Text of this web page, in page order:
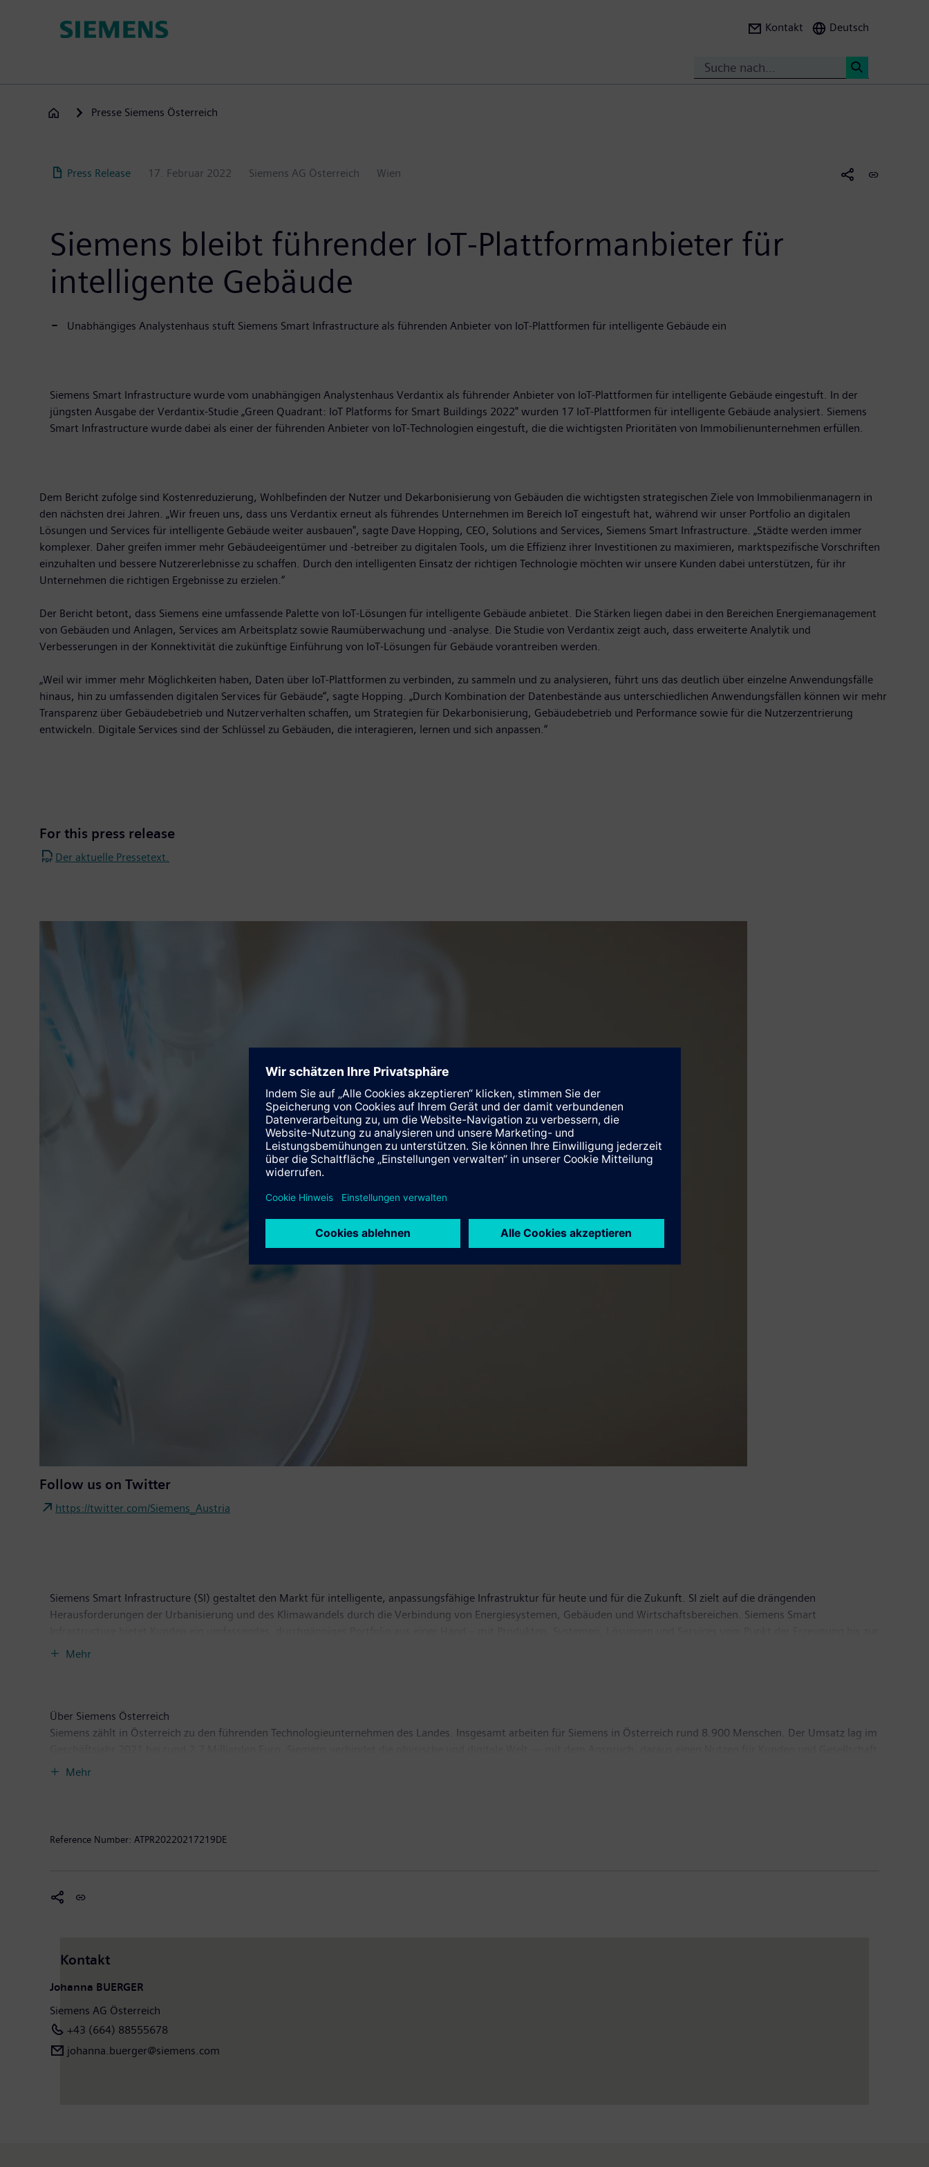
Kontakt Deutsch
Presse Siemens Österreich
Press Release 17. Februar 2022 Siemens AG Österreich Wien
Siemens bleibt führender IoT-Plattformanbieter für
intelligente Gebäude
Unabhängiges Analystenhaus stuft Siemens Smart Infrastructure als führenden Anbieter von IoT-Plattformen für intelligente Gebäude ein
Siemens Smart Infrastructure wurde vom unabhängigen Analystenhaus Verdantix als führender Anbieter von IoT-Plattformen für intelligente Gebäude eingestuft. In der
jüngsten Ausgabe der Verdantix-Studie „Green Quadrant: IoT Platforms for Smart Buildings 2022" wurden 17 IoT-Plattformen für intelligente Gebäude analysiert. Siemens
Smart Infrastructure wurde dabei als einer der führenden Anbieter von IoT-Technologien eingestuft, die die wichtigsten Prioritäten von Immobilienunternehmen erfüllen.
Dem Bericht zufolge sind Kostenreduzierung, Wohlbefinden der Nutzer und Dekarbonisierung von Gebäuden die wichtigsten strategischen Ziele von Immobilienmanagern in
den nächsten drei Jahren. „Wir freuen uns, dass uns Verdantix erneut als führendes Unternehmen im Bereich IoT eingestuft hat, während wir unser Portfolio an digitalen
Lösungen und Services für intelligente Gebäude weiter ausbauen", sagte Dave Hopping, CEO, Solutions and Services, Siemens Smart Infrastructure. „Städte werden immer
komplexer. Daher greifen immer mehr Gebäudeeigentümer und -betreiber zu digitalen Tools, um die Effizienz ihrer Investitionen zu maximieren, marktspezifische Vorschriften
einzuhalten und bessere Nutzererlebnisse zu schaffen. Durch den intelligenten Einsatz der richtigen Technologie möchten wir unsere Kunden dabei unterstützen, für ihr
Unternehmen die richtigen Ergebnisse zu erzielen.“
Der Bericht betont, dass Siemens eine umfassende Palette von IoT-Lösungen für intelligente Gebäude anbietet. Die Stärken liegen dabei in den Bereichen Energiemanagement
von Gebäuden und Anlagen, Services am Arbeitsplatz sowie Raumüberwachung und -analyse. Die Studie von Verdantix zeigt auch, dass erweiterte Analytik und
Verbesserungen in der Konnektivität die zukünftige Einführung von IoT-Lösungen für Gebäude vorantreiben werden.
„Weil wir immer mehr Möglichkeiten haben, Daten über IoT-Plattformen zu verbinden, zu sammeln und zu analysieren, führt uns das deutlich über einzelne Anwendungsfälle
hinaus, hin zu umfassenden digitalen Services für Gebäude“, sagte Hopping. „Durch Kombination der Datenbestände aus unterschiedlichen Anwendungsfällen können wir mehr
Transparenz über Gebäudebetrieb und Nutzerverhalten schaffen, um Strategien für Dekarbonisierung, Gebäudebetrieb und Performance sowie für die Nutzerzentrierung
entwickeln. Digitale Services sind der Schlüssel zu Gebäuden, die interagieren, lernen und sich anpassen.“
For this press release
Der aktuelle Pressetext.
Follow us on Twitter
https://twitter.com/Siemens_Austria
Siemens Smart Infrastructure (SI) gestaltet den Markt für intelligente, anpassungsfähige Infrastruktur für heute und für die Zukunft. SI zielt auf die drängenden
Herausforderungen der Urbanisierung und des Klimawandels durch die Verbindung von Energiesystemen, Gebäuden und Wirtschaftsbereichen. Siemens Smart
Nutzung der Energie. Mit einem zunehmend digitalisierten Ökosystem hilft SI seinen Kunden im Wettbewerb erfolgreich zu sein und der Gesellschaft, sich
Mehr
Über Siemens Österreich
Siemens zählt in Österreich zu den führenden Technologieunternehmen des Landes. Insgesamt arbeiten für Siemens in Österreich rund 8.900 Menschen. Der Umsatz lag im
zu erzielen. Das Unternehmen setzt schwerpunktmäßig auf die Gebiete intelligente Infrastruktur bei Gebäuden und dezentralen Energiesystemen, Automatisierung und
Mehr
Reference Number: ATPR20220217219DE
Kontakt
Johanna BUERGER
Siemens AG Österreich
+43 (664) 88555678
johanna.buerger@siemens.com